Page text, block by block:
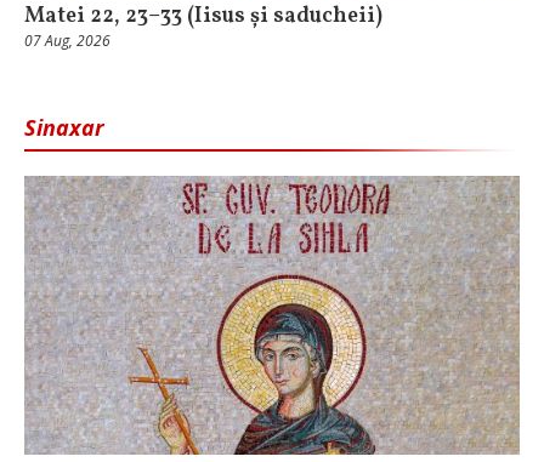
Matei 22, 23–33 (Iisus și saducheii)
07 Aug, 2026
Sinaxar